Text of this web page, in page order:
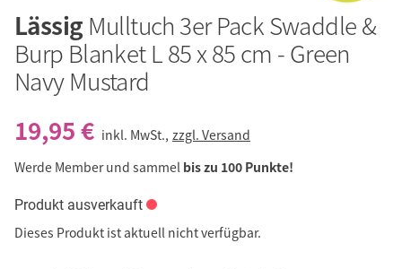
Lässig Mulltuch 3er Pack Swaddle &
Burp Blanket L 85 x 85 cm - Green
Navy Mustard
19,95 € inkl. MwSt., zzgl. Versand
Werde Member und sammel bis zu 100 Punkte!
Produkt ausverkauft
Dieses Produkt ist aktuell nicht verfügbar.